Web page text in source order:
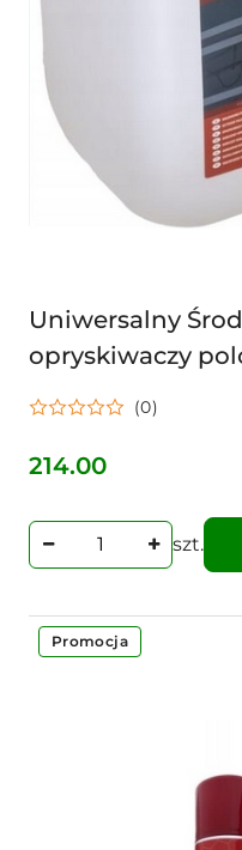
Uniwersalny
opryskiwaczy
(0)
Cena:
214.00
szt.
Promocja